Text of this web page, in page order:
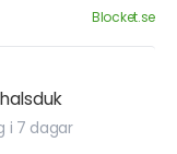
Blocket.se
i 7 dagar